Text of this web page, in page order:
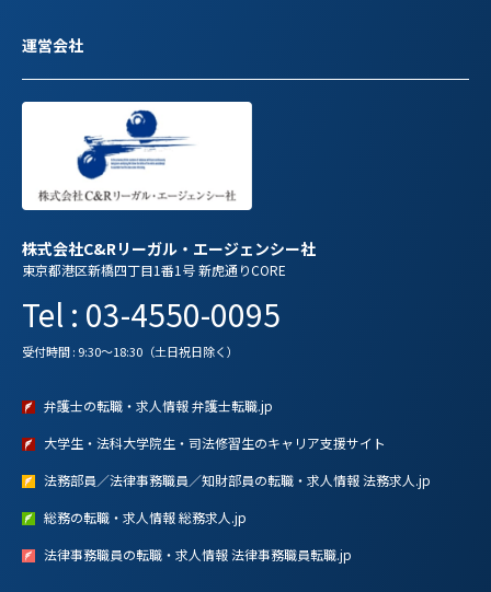
運営会社
株式会社C&Rリーガル・エージェンシー社
東京都港区新橋四丁目1番1号 新虎通りCORE
Tel : 03-4550-0095
受付時間 : 9:30～18:30（土日祝日除く）
弁護士の転職・求人情報 弁護士転職.jp
大学生・法科大学院生・司法修習生のキャリア支援サイト
法務部員／法律事務職員／知財部員の転職・求人情報 法務求人.jp
総務の転職・求人情報 総務求人.jp
法律事務職員の転職・求人情報 法律事務職員転職.jp